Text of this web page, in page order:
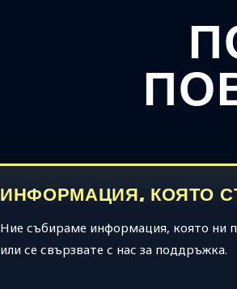
ИНФОРМАЦИЯ, КОЯТО
Ние събираме информация, която ни
или се свързвате с нас за поддръжка.